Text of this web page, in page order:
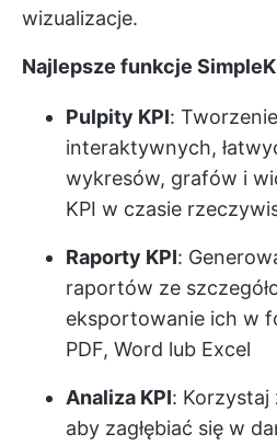
wizualizacje.
Najlepsze funkcje
Pulpity KPI:
interaktywnych,
wykresów, grafów i
KPI w czasie
Raporty KPI:
raportów ze
eksportowanie ich w
PDF, Word lub Excel
Analiza KPI: Korzystaj
aby zagłębiać się w